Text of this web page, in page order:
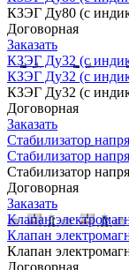
КЗЭГ Ду80 (с
Договорная
Заказать
КЗЭГ Ду32 (с
КЗЭГ Ду32 (с
КЗЭГ Ду32 (с
Договорная
Заказать
Стабилизатор
Стабилизатор
Стабилизатор
Договорная
Заказать
Клапан
Клапан
Клапан
Договорная